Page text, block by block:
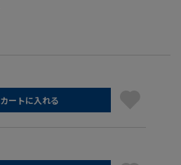
カートに入れる